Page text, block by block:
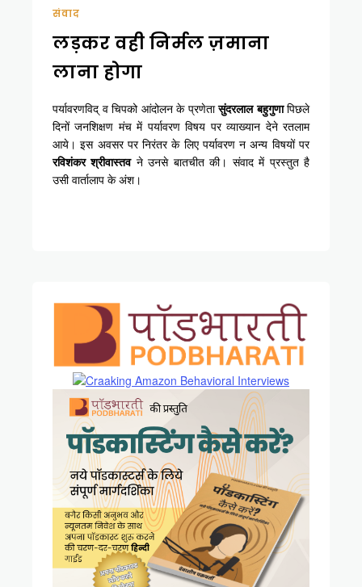
संवाद
लड़कर वही निर्मल ज़माना
लाना होगा
पर्यावरणविद् व चिपको आंदोलन के प्रणेतासुंदरलाल बहुगुणापिछले
दिनों जनशिक्षण मंच में पर्यावरण विषय पर व्याख्यान देने रतलाम
आये। इस अवसर पर निरंतर के लिए पर्यावरण न अन्य विषयों पर
रविशंकर श्रीवास्तवने उनसे बातचीत की। संवाद में प्रस्तुत है
उसी वार्तालाप के अंश।